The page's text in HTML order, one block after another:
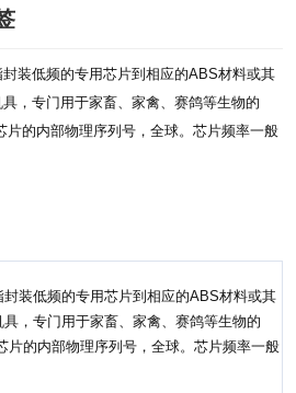
装低频的专用芯片到相应的ABS材料或其
，专门用于家畜、家禽、赛鸽等生物的
片的内部物理序列号，全球。芯片频率一般
装低频的专用芯片到相应的ABS材料或其
，专门用于家畜、家禽、赛鸽等生物的
片的内部物理序列号，全球。芯片频率一般